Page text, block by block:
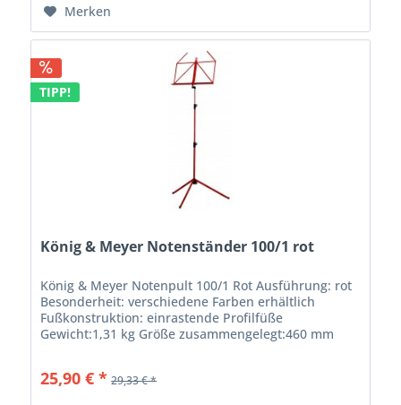
Merken
TIPP!
König & Meyer Notenständer 100/1 rot
König & Meyer Notenpult 100/1 Rot Ausführung: rot
Besonderheit: verschiedene Farben erhältlich
Fußkonstruktion: einrastende Profilfüße
Gewicht:1,31 kg Größe zusammengelegt:460 mm
25,90 € * 29,33 € *